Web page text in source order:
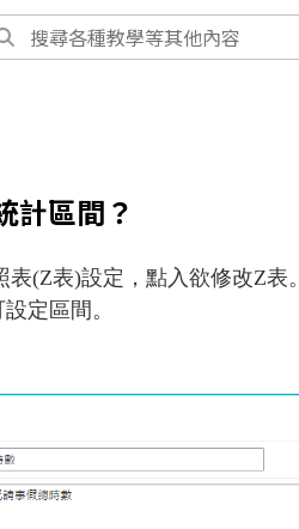
計區間？
(Z表)設定，點入欲修改Z表。
定區間。